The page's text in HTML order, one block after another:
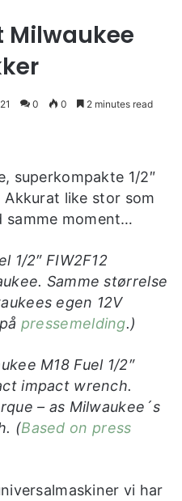
Milwaukee
0 0 2 minutes read
superkompakte 1/2″
like stor som
samme moment…
1/2″ FIW2F12
Samme størrelse
egen 12V
pressemelding.)
M18 Fuel 1/2″
impact wrench.
– as Milwaukee´s
(Based on press
vi har